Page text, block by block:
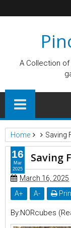
A Collection
Home Saving
Saving
March 16, 2025
A+ A-
By:NORcubes
16
Mar
2025